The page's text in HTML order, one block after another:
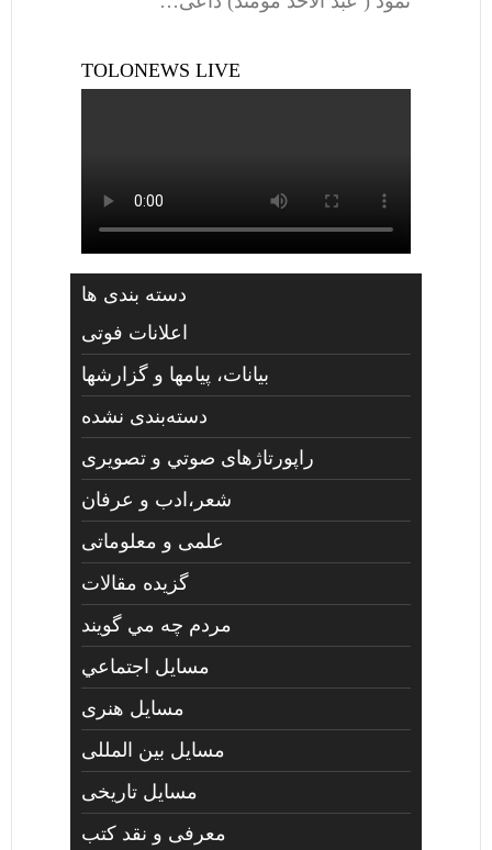
TOLONEWS LIVE
دسته بندی ها
اعلانات فوتی
بیانات، پیامها و گزارشها
دسته‌بندی نشده
راپورتاژهای صوتي و تصويری
شعر،ادب و عرفان
علمی و معلوماتی
گزیده مقالات
مردم چه مي گويند
مسايل اجتماعي
مسايل هنری
مسایل بین المللی
مسایل تاریخی
معرفی و نقد کتب